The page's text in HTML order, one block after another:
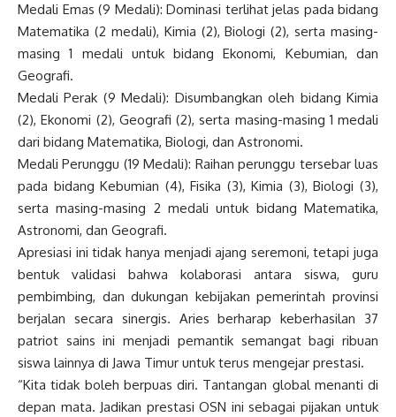
Medali Emas (9 Medali): Dominasi terlihat jelas pada bidang
Matematika (2 medali), Kimia (2), Biologi (2), serta masing-
masing 1 medali untuk bidang Ekonomi, Kebumian, dan
Geografi.
Medali Perak (9 Medali): Disumbangkan oleh bidang Kimia
(2), Ekonomi (2), Geografi (2), serta masing-masing 1 medali
dari bidang Matematika, Biologi, dan Astronomi.
Medali Perunggu (19 Medali): Raihan perunggu tersebar luas
pada bidang Kebumian (4), Fisika (3), Kimia (3), Biologi (3),
serta masing-masing 2 medali untuk bidang Matematika,
Astronomi, dan Geografi.
Apresiasi ini tidak hanya menjadi ajang seremoni, tetapi juga
bentuk validasi bahwa kolaborasi antara siswa, guru
pembimbing, dan dukungan kebijakan pemerintah provinsi
berjalan secara sinergis. Aries berharap keberhasilan 37
patriot sains ini menjadi pemantik semangat bagi ribuan
siswa lainnya di Jawa Timur untuk terus mengejar prestasi.
“Kita tidak boleh berpuas diri. Tantangan global menanti di
depan mata. Jadikan prestasi OSN ini sebagai pijakan untuk